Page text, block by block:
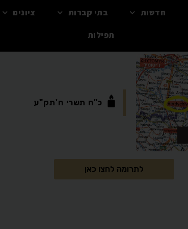
חדשות בתי קברות ציונים
תפילות
כ"ה תשרי ה'תק"ע
לתרומה לחצו כאן